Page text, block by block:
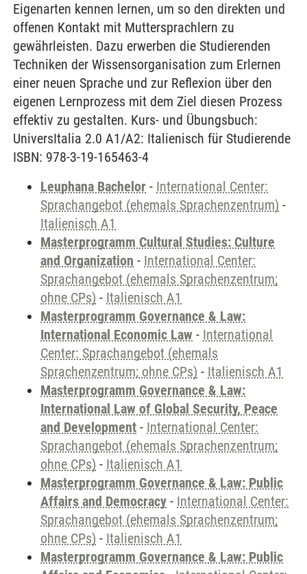
Eigenarten kennen lernen, um so den direkten und
offenen Kontakt mit Muttersprachlern zu
gewährleisten. Dazu erwerben die Studierenden
Techniken der Wissensorganisation zum Erlernen
einer neuen Sprache und zur Reflexion über den
eigenen Lernprozess mit dem Ziel diesen Prozess
effektiv zu gestalten. Kurs- und Übungsbuch:
UniversItalia 2.0 A1/A2: Italienisch für Studierende
ISBN: 978-3-19-165463-4
Leuphana Bachelor - International Center:
Sprachangebot (ehemals Sprachenzentrum) -
Italienisch A1
Masterprogramm Cultural Studies: Culture
and Organization - International Center:
Sprachangebot (ehemals Sprachenzentrum;
ohne CPs) - Italienisch A1
Masterprogramm Governance & Law:
International Economic Law - International
Center: Sprachangebot (ehemals
Sprachenzentrum; ohne CPs) - Italienisch A1
Masterprogramm Governance & Law:
International Law of Global Security, Peace
and Development - International Center:
Sprachangebot (ehemals Sprachenzentrum;
ohne CPs) - Italienisch A1
Masterprogramm Governance & Law: Public
Affairs and Democracy - International Center:
Sprachangebot (ehemals Sprachenzentrum;
ohne CPs) - Italienisch A1
Masterprogramm Governance & Law: Public